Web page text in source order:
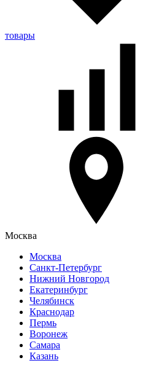
товары
Москва
Москва
Санкт-Петербург
Нижний Новгород
Екатеринбург
Челябинск
Краснодар
Пермь
Воронеж
Самара
Казань